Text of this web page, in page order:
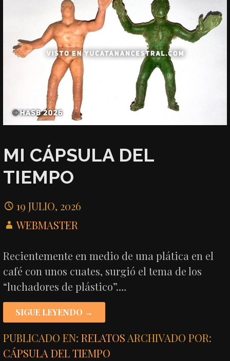
MI CÁPSULA DEL
TIEMPO
19 JULIO, 2026
WEBMASTER
Recientemente en medio de una plática en el
café con unos cuates, surgió el tema de los
“luchadores de plástico”.…
SIGUE LEYENDO →
PUBLICADO EN:RELATOS ARCHIVADO POR:
CÁPSULA DEL TIEMPO